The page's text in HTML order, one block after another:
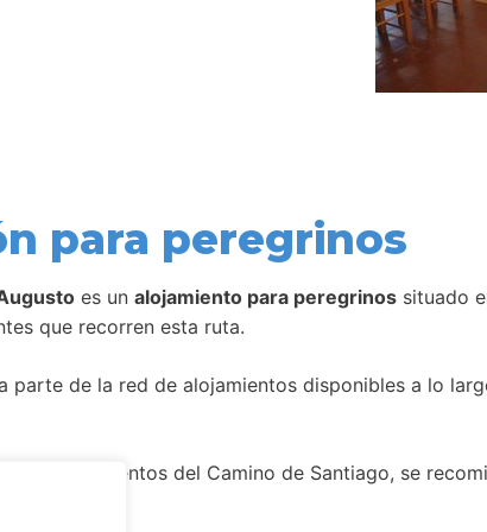
para peregrinos
es un alojamiento para peregrinos situado
que recorren esta ruta.
parte de la red de alojamientos disponibles a lo
de alojamientos del Camino de Santiago, se